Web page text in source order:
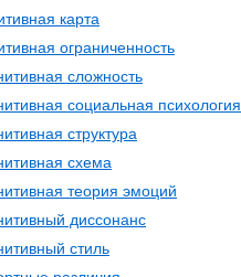
карта
ограниченность
сложность
социальная психология
структура
схема
теория эмоций
диссонанс
стиль